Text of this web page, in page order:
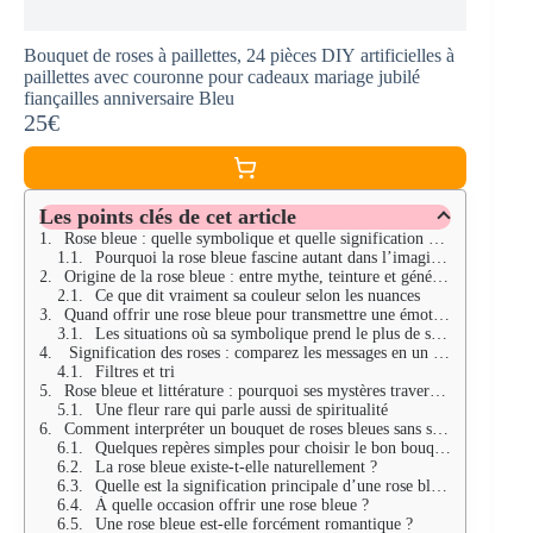
Bouquet de roses à paillettes, 24 pièces DIY artificielles à
paillettes avec couronne pour cadeaux mariage jubilé
fiançailles anniversaire Bleu
25€
Les points clés de cet article
Rose bleue : quelle symbolique et quelle signification cachée ?
Pourquoi la rose bleue fascine autant dans l’imaginaire collectif ?
Origine de la rose bleue : entre mythe, teinture et génétique moderne
Ce que dit vraiment sa couleur selon les nuances
Quand offrir une rose bleue pour transmettre une émotion juste ?
Les situations où sa symbolique prend le plus de sens
Signification des roses : comparez les messages en un clin d’œil
Filtres et tri
Rose bleue et littérature : pourquoi ses mystères traversent les siècles
Une fleur rare qui parle aussi de spiritualité
Comment interpréter un bouquet de roses bleues sans se tromper
Quelques repères simples pour choisir le bon bouquet
La rose bleue existe-t-elle naturellement ?
Quelle est la signification principale d’une rose bleue ?
À quelle occasion offrir une rose bleue ?
Une rose bleue est-elle forcément romantique ?